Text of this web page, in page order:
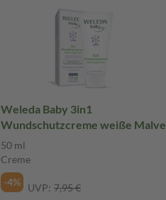
Weleda Baby 3in1
Wundschutzcreme weiße Malve
50 ml Creme
50 ml
Creme
-4%
UVP: 7,95 €